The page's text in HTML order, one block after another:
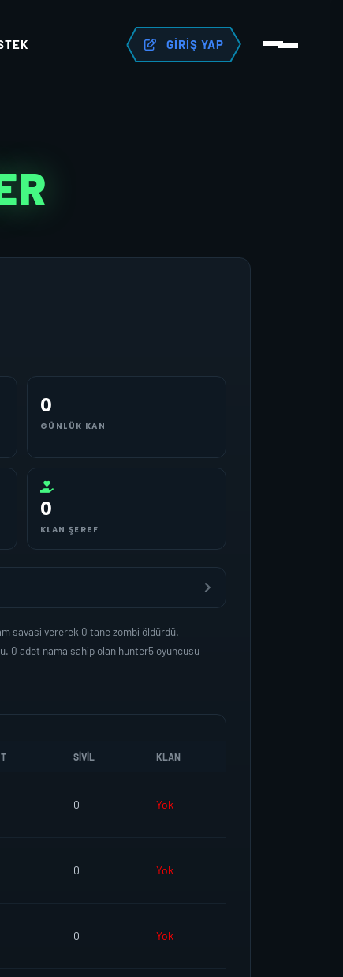
GIRIŞ YAP
0
GÜNLÜK KAN
0
KLAN ŞEREF
savasi vererek 0 tane zombi öldürdü.
0 adet nama sahip olan hunter5 oyuncusu
SIVIL KLAN
0 Yok
0 Yok
0 Yok